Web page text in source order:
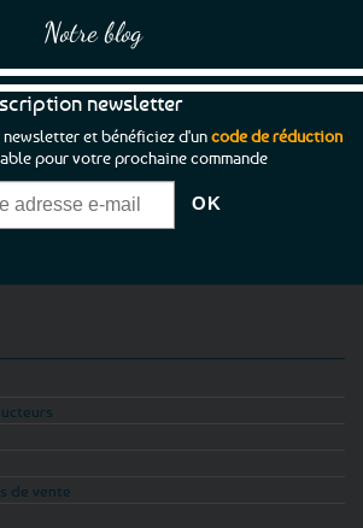
Notre blog
newsletter
et bénéficiez d'uncode de réduction
pour votre prochaine commande
de vente